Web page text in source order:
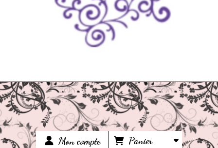
Mon compte Panier